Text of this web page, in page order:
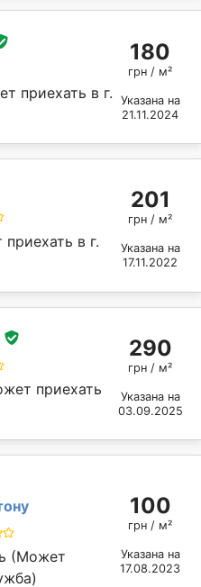
приехать в г.
180
грн / м²
Указана на
21.11.2024
в г.
201
грн / м²
Указана на
17.11.2022
приехать
290
грн / м²
Указана на
03.09.2025
(Может
100
грн / м²
Указана на
17.08.2023